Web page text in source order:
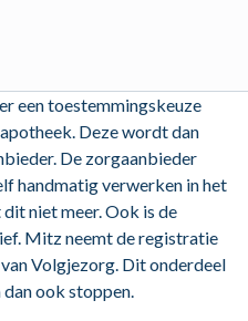
een toestemmingskeuze
Deze wordt dan
De zorgaanbieder
handmatig verwerken in het
niet meer. Ook is de
Mitz neemt de registratie
Volgjezorg. Dit onderdeel
ook stoppen.